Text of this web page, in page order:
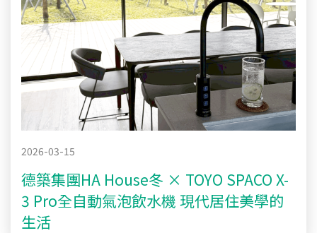
2026-03-15
德築集團HA House冬 × TOYO SPACO X-
3 Pro全自動氣泡飲水機 現代居住美學的
生活